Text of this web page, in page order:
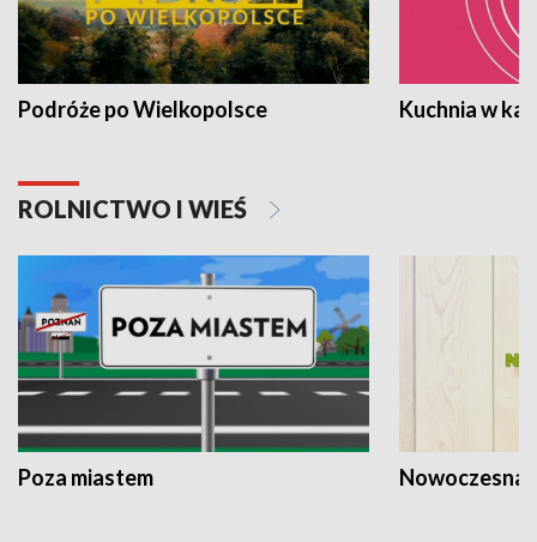
Podróże po Wielkopolsce Kuchnia w
ROLNICTWO I WIEŚ
Poza miastem Nowoczesna